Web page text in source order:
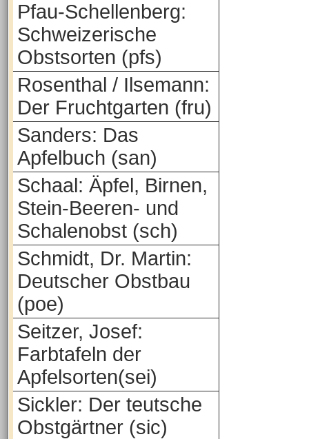
Pfau-Schellenberg:
Schweizerische
Obstsorten (pfs)
Rosenthal / Ilsemann:
Der Fruchtgarten (fru)
Sanders: Das
Apfelbuch (san)
Schaal: Äpfel, Birnen,
Stein-Beeren- und
Schalenobst (sch)
Schmidt, Dr. Martin:
Deutscher Obstbau
(poe)
Seitzer, Josef:
Farbtafeln der
Apfelsorten(sei)
Sickler: Der teutsche
Obstgärtner (sic)